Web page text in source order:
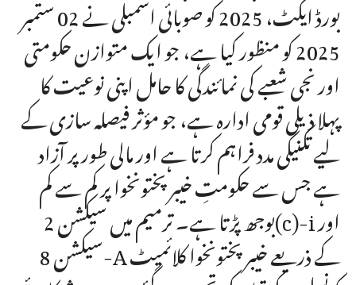
بورڈ ایکٹ، 2025 کو صوبائی اسمبلی نے 02 ستمبر
2025 کو منظور کیا ہے، جو ایک متوازن حکومتی
اور نجی شعبے کی نمائندگی کا حامل اپنی نوعیت کا
پہلا ذیلی قومی ادارہ ہے، جو مؤثر فیصلہ سازی کے
لیے تکنیکی مدد فراہم کرتا ہے اور مالی طور پر آزاد
ہے جس سے حکومتِ خیبر پختونخوا پر کم سے کم
بوجھ پڑتا ہے۔ ترمیم میں سیکشن 2(c)-i اور
سیکشن 8-A کے ذریعے خیبر پختونخوا کلائمیٹ